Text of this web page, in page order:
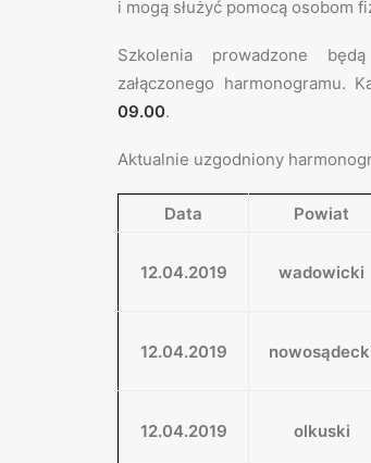
i mogą służyć pomocą osobom
Szkolenia prowadzone
załączonego harmonogramu.
09.00.
Aktualnie uzgodniony
Data Powiat
12.04.2019 wadowicki
12.04.2019
12.04.2019 olkuski